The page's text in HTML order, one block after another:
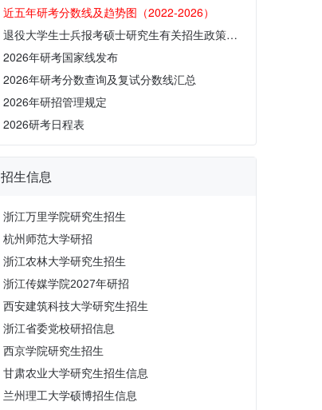
近五年研考分数线及趋势图（2022-2026）
退役大学生士兵报考硕士研究生有关招生政策解读
2026年研考国家线发布
2026年研考分数查询及复试分数线汇总
2026年研招管理规定
2026研考日程表
招生信息